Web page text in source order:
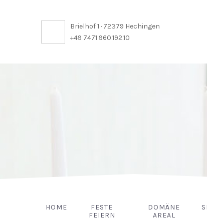
Brielhof 1 · 72379 Hechingen
+49 7471 960.192.10
HOME
FESTE
FEIERN
DOMÄNE
AREAL